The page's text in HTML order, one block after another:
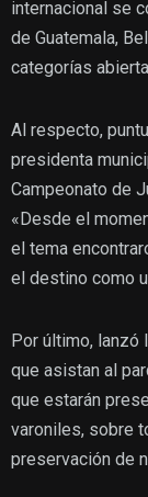
internacional se
de Guatemala,
categorías
Al respecto,
presidenta
Campeonato de
«Desde el
el tema
el destino como
Por último, lanzó
que asistan al
que estarán
varoniles, sobre
preservación de